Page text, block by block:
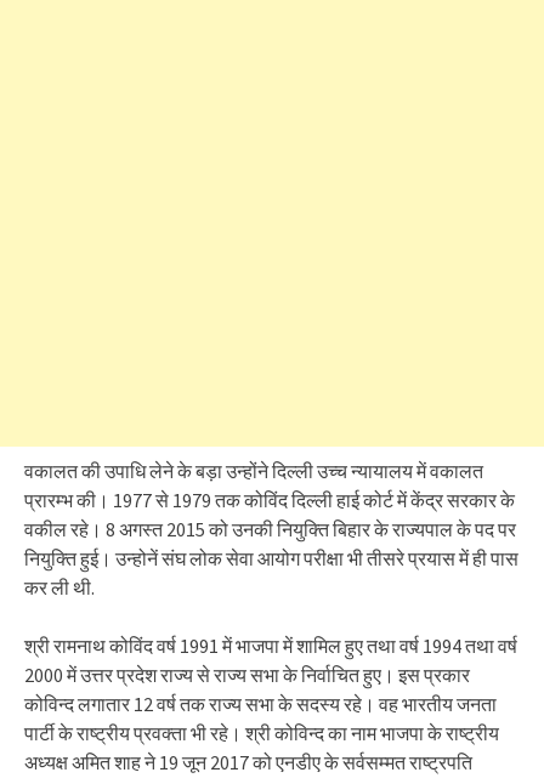
वकालत की उपाधि लेने के बड़ा उन्होंने दिल्ली उच्च न्यायालय में वकालत
प्रारम्भ की। 1977 से 1979 तक कोविंद दिल्ली हाई कोर्ट में केंद्र सरकार के
वकील रहे। 8 अगस्त 2015 को उनकी नियुक्ति बिहार के राज्यपाल के पद पर
नियुक्ति हुई। उन्होनें संघ लोक सेवा आयोग परीक्षा भी तीसरे प्रयास में ही पास
कर ली थी.
श्री रामनाथ कोविंद वर्ष 1991 में भाजपा में शामिल हुए तथा वर्ष 1994 तथा वर्ष
2000 में उत्तर प्रदेश राज्य से राज्य सभा के निर्वाचित हुए। इस प्रकार
कोविन्द लगातार 12 वर्ष तक राज्य सभा के सदस्य रहे। वह भारतीय जनता
पार्टी के राष्ट्रीय प्रवक्ता भी रहे। श्री कोविन्द का नाम भाजपा के राष्ट्रीय
अध्यक्ष अमित शाह ने 19 जून 2017 को एनडीए के सर्वसम्मत राष्ट्रपति